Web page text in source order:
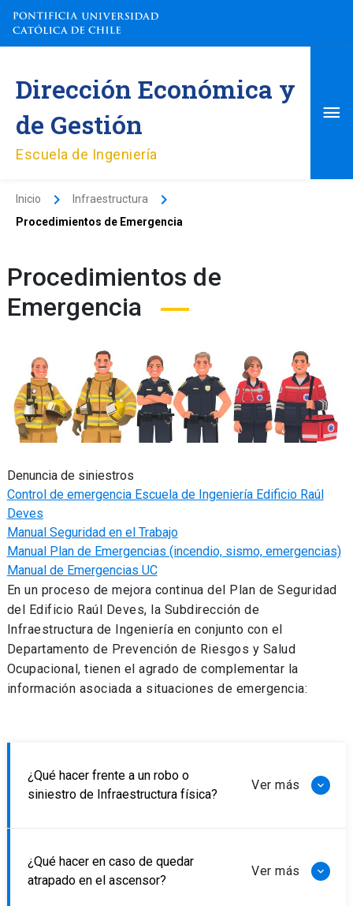
contenido
Dirección Económica y
de Gestión
Escuela de Ingeniería
Inicio
Infraestructura
Procedimientos de Emergencia
Procedimientos de
Emergencia
Denuncia de siniestros
Control de emergencia Escuela de Ingeniería Edificio Raúl
Deves
Manual Seguridad en el Trabajo
Manual Plan de Emergencias (incendio, sismo, emergencias)
Manual de Emergencias UC
En un proceso de mejora continua del Plan de Seguridad
del Edificio Raúl Deves, la Subdirección de
Infraestructura de Ingeniería en conjunto con el
Departamento de Prevención de Riesgos y Salud
Ocupacional, tienen el agrado de complementar la
información asociada a situaciones de emergencia:
¿Qué hacer frente a un robo o
siniestro de Infraestructura física?
¿Qué hacer en caso de quedar
atrapado en el ascensor?